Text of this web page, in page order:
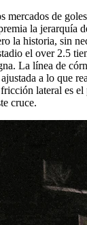
mercados de
la jerarquía
la historia, sin
el over 2.5
La línea de
a lo que
lateral es
cruce.